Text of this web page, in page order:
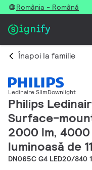
România - Română
Înapoi la familie
Ledinaire SlimDownlight
Philips
Surface-
2000 lm,
luminoasă de
DN065C G4 LED20/840